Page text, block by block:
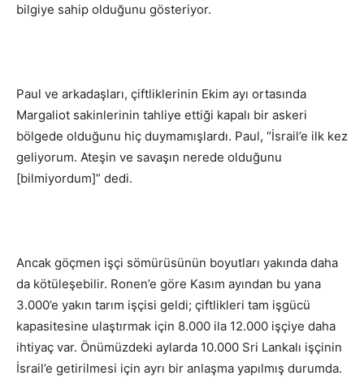
bilgiye sahip olduğunu gösteriyor.
Paul ve arkadaşları, çiftliklerinin Ekim ayı ortasında
Margaliot sakinlerinin tahliye ettiği kapalı bir askeri
bölgede olduğunu hiç duymamışlardı. Paul, “İsrail’e ilk kez
geliyorum. Ateşin ve savaşın nerede olduğunu
[bilmiyordum]” dedi.
Ancak göçmen işçi sömürüsünün boyutları yakında daha
da kötüleşebilir. Ronen’e göre Kasım ayından bu yana
3.000’e yakın tarım işçisi geldi; çiftlikleri tam işgücü
kapasitesine ulaştırmak için 8.000 ila 12.000 işçiye daha
ihtiyaç var. Önümüzdeki aylarda 10.000 Sri Lankalı işçinin
İsrail’e getirilmesi için ayrı bir anlaşma yapılmış durumda.